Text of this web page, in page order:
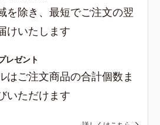
を除き、最短でご注文の翌
けいたします
レゼント
はご注文商品の合計個数ま
いただけます